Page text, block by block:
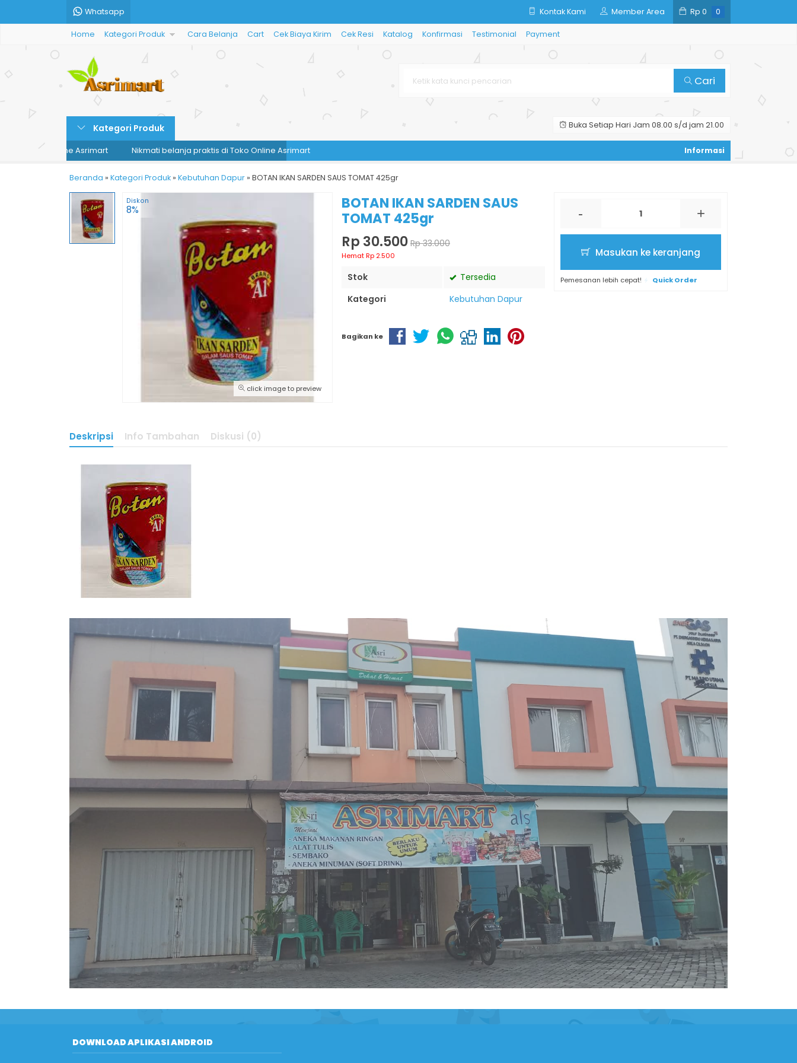
Whatsapp Kontak Kami Member Area Rp 0 0
Home Kategori Produk Cara Belanja Cart Cek Biaya Kirim Cek Resi Katalog Konfirmasi Testimonial Payment
Cari
Kategori Produk Buka Setiap Hari Jam 08.00 s/d jam 21.00
Online Asrimart Nikmati belanja praktis di Toko Online Asrimart
Beranda » Kategori Produk » Kebutuhan Dapur » BOTAN IKAN SARDEN SAUS TOMAT 425gr
click image to preview
Diskon
8%
BOTAN IKAN SARDEN SAUS
TOMAT 425gr
Rp 30.500 Rp 33.000
Hemat Rp 2.500
Stok
Tersedia
Kategori
Kebutuhan Dapur
- +
Masukan ke keranjang
Pemesanan lebih cepat! Quick Order
Bagikan ke
Deskripsi Info Tambahan Diskusi (0)
DOWNLOAD APLIKASI ANDROID